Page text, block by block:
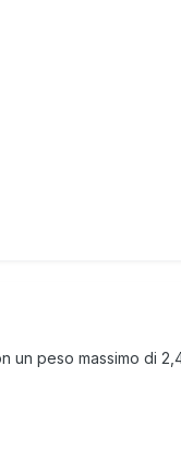
un peso massimo di